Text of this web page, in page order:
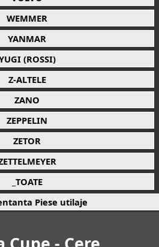
WEMMER
YANMAR
(ROSSI)
Z-ALTELE
ZANO
ZEPPELIN
ZETOR
_TOATE
Piese utilaje